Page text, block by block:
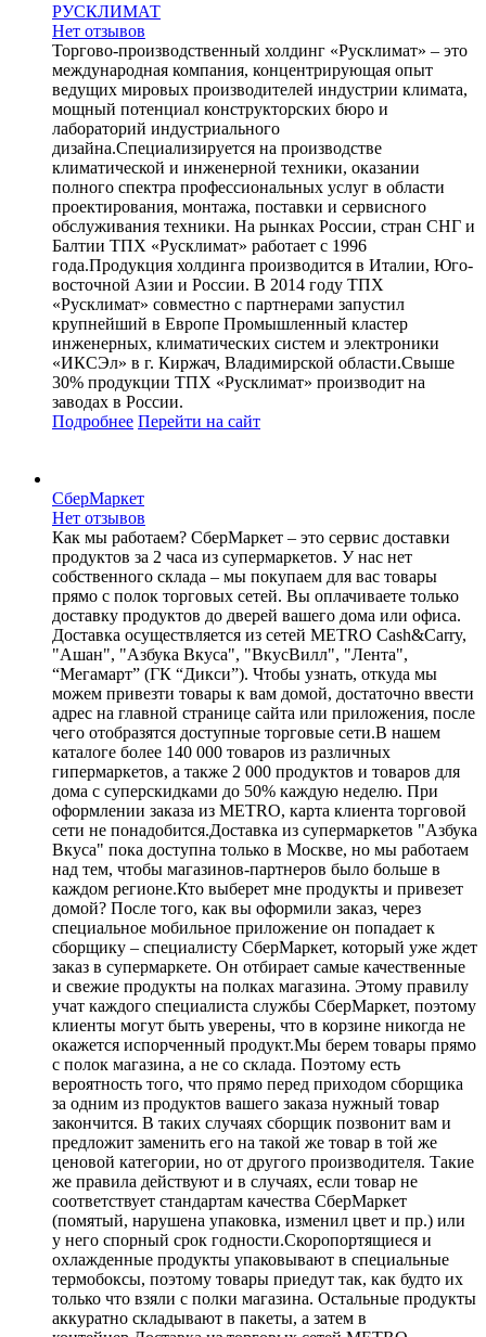
РУСКЛИМАТ
Нет отзывов
Торгово-производственный холдинг «Русклимат» – это
международная компания, концентрирующая опыт
ведущих мировых производителей индустрии климата,
мощный потенциал конструкторских бюро и
лабораторий индустриального
дизайна.Специализируется на производстве
климатической и инженерной техники, оказании
полного спектра профессиональных услуг в области
проектирования, монтажа, поставки и сервисного
обслуживания техники. На рынках России, стран СНГ и
Балтии ТПХ «Русклимат» работает с 1996
года.Продукция холдинга производится в Италии, Юго-
восточной Азии и России. В 2014 году ТПХ
«Русклимат» совместно с партнерами запустил
крупнейший в Европе Промышленный кластер
инженерных, климатических систем и электроники
«ИКСЭл» в г. Киржач, Владимирской области.Свыше
30% продукции ТПХ «Русклимат» производит на
заводах в России.
Подробнее Перейти на сайт
СберМаркет
Нет отзывов
Как мы работаем? СберМаркет – это cервис доставки
продуктов за 2 часа из супермаркетов. У нас нет
собственного склада – мы покупаем для вас товары
прямо с полок торговых сетей. Вы оплачиваете только
доставку продуктов до дверей вашего дома или офиса.
Доставка осуществляется из сетей METRO Cash&Carry,
"Ашан", "Азбука Вкуса", "ВкусВилл", "Лента",
“Мегамарт” (ГК “Дикси”). Чтобы узнать, откуда мы
можем привезти товары к вам домой, достаточно ввести
адрес на главной странице сайта или приложения, после
чего отобразятся доступные торговые сети.В нашем
каталоге более 140 000 товаров из различных
гипермаркетов, а также 2 000 продуктов и товаров для
дома с суперскидками до 50% каждую неделю. При
оформлении заказа из METRO, карта клиента торговой
сети не понадобится.Доставка из супермаркетов "Азбука
Вкуса" пока доступна только в Москве, но мы работаем
над тем, чтобы магазинов-партнеров было больше в
каждом регионе.Кто выберет мне продукты и привезет
домой? После того, как вы оформили заказ, через
специальное мобильное приложение он попадает к
сборщику – специалисту СберМаркет, который уже ждет
заказ в супермаркете. Он отбирает самые качественные
и свежие продукты на полках магазина. Этому правилу
учат каждого специалиста службы СберМаркет, поэтому
клиенты могут быть уверены, что в корзине никогда не
окажется испорченный продукт.Мы берем товары прямо
с полок магазина, а не со склада. Поэтому есть
вероятность того, что прямо перед приходом сборщика
за одним из продуктов вашего заказа нужный товар
закончится. В таких случаях сборщик позвонит вам и
предложит заменить его на такой же товар в той же
ценовой категории, но от другого производителя. Такие
же правила действуют и в случаях, если товар не
соответствует стандартам качества СберМаркет
(помятый, нарушена упаковка, изменил цвет и пр.) или
у него спорный срок годности.Скоропортящиеся и
охлажденные продукты упаковывают в специальные
термобоксы, поэтому товары приедут так, как будто их
только что взяли с полки магазина. Остальные продукты
аккуратно складывают в пакеты, а затем в